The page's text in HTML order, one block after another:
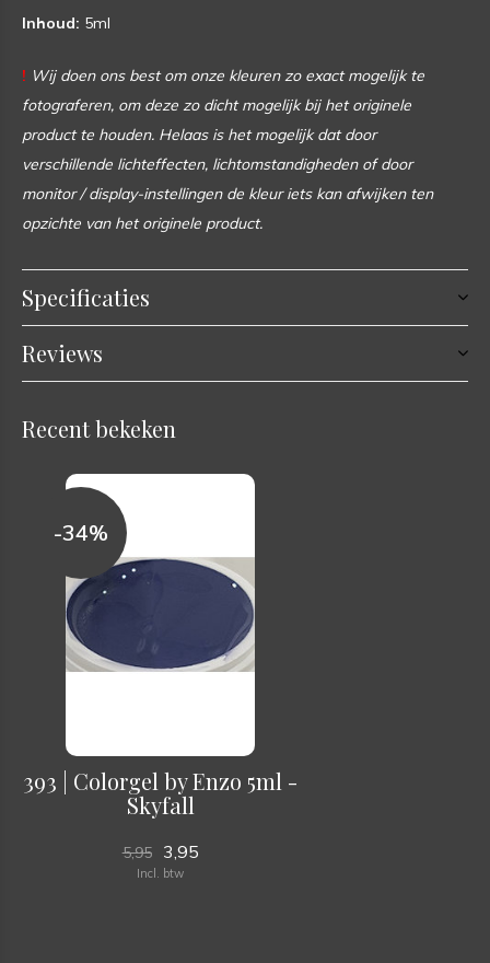
Inhoud: 5ml
! Wij doen ons best om onze kleuren zo exact mogelijk te
fotograferen, om deze zo dicht mogelijk bij het originele
product te houden. Helaas is het mogelijk dat door
verschillende lichteffecten, lichtomstandigheden of door
monitor / display-instellingen de kleur iets kan afwijken ten
opzichte van het originele product.
Specificaties
Reviews
Recent bekeken
-34%
393 | Colorgel by Enzo 5ml -
Skyfall
5,95 3,95
Incl. btw